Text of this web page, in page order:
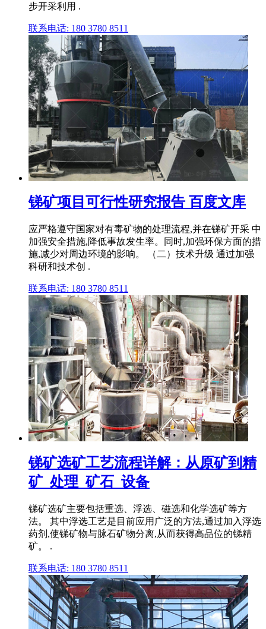
步开采利用 .
联系电话: 180 3780 8511
锑矿项目可行性研究报告 百度文库
应严格遵守国家对有毒矿物的处理流程,并在锑矿开采 中
加强安全措施,降低事故发生率。同时,加强环保方面的措
施,减少对周边环境的影响。 （二）技术升级 通过加强
科研和技术创 .
联系电话: 180 3780 8511
锑矿选矿工艺流程详解：从原矿到精
矿_处理_矿石_设备
锑矿选矿主要包括重选、浮选、磁选和化学选矿等方
法。 其中浮选工艺是目前应用广泛的方法,通过加入浮选
药剂,使锑矿物与脉石矿物分离,从而获得高品位的锑精
矿。 .
联系电话: 180 3780 8511